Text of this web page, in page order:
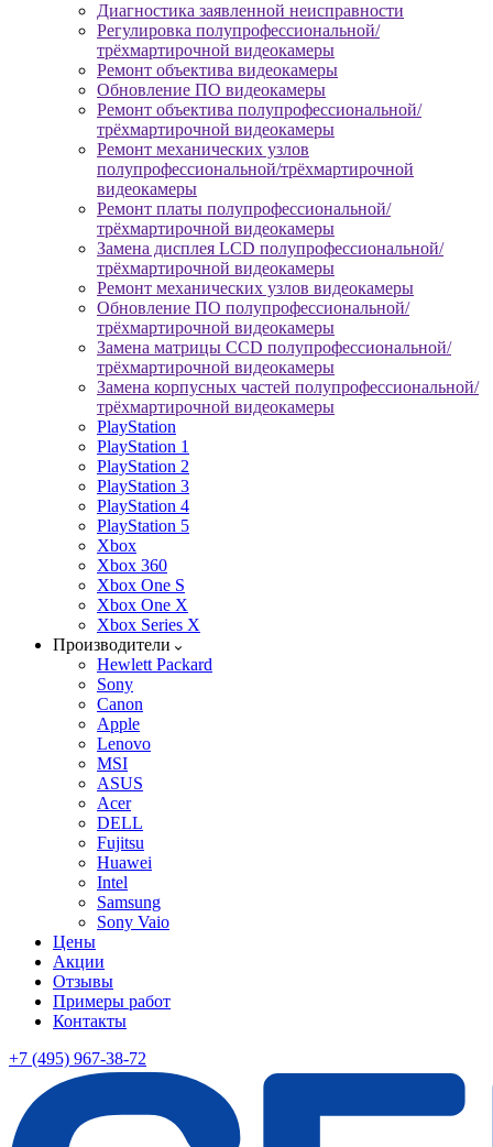
Диагностика заявленной неисправности
Регулировка полупрофессиональной/
трёхмартирочной видеокамеры
Ремонт объектива видеокамеры
Обновление ПО видеокамеры
Ремонт объектива полупрофессиональной/
трёхмартирочной видеокамеры
Ремонт механических узлов
полупрофессиональной/трёхмартирочной
видеокамеры
Ремонт платы полупрофессиональной/
трёхмартирочной видеокамеры
Замена дисплея LCD полупрофессиональной/
трёхмартирочной видеокамеры
Ремонт механических узлов видеокамеры
Обновление ПО полупрофессиональной/
трёхмартирочной видеокамеры
Замена матрицы CCD полупрофессиональной/
трёхмартирочной видеокамеры
Замена корпусных частей полупрофессиональной/
трёхмартирочной видеокамеры
PlayStation
PlayStation 1
PlayStation 2
PlayStation 3
PlayStation 4
PlayStation 5
Xbox
Xbox 360
Xbox One S
Xbox One X
Xbox Series X
Производители
Hewlett Packard
Sony
Canon
Apple
Lenovo
MSI
ASUS
Acer
DELL
Fujitsu
Huawei
Intel
Samsung
Sony Vaio
Цены
Акции
Отзывы
Примеры работ
Контакты
+7 (495) 967-38-72